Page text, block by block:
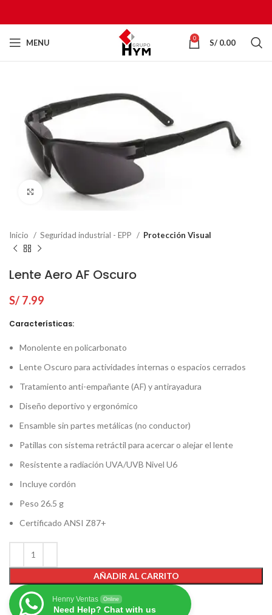
MENU 0 S/ 0.00
Click to enlarge
Inicio Seguridad industrial - EPP Protección Visual
Lente Aero AF Oscuro
S/ 7.99
Características:
Monolente en policarbonato
Lente Oscuro para actividades internas o espacios cerrados
Tratamiento anti-empañante (AF) y antirayadura
Diseño deportivo y ergonómico
Ensamble sin partes metálicas (no conductor)
Patillas con sistema retráctil para acercar o alejar el lente
Resistente a radiación UVA/UVB Nivel U6
Incluye cordón
Peso 26.5 g
Certificado ANSI Z87+
AÑADIR AL CARRITO
Henny Ventas Online
Need Help? Chat with us